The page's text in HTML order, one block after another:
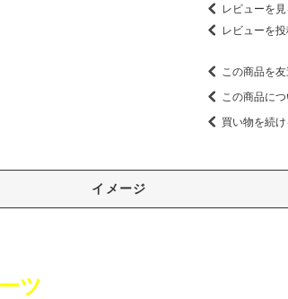
レビューを
レビューを
この商品を
この商品に
買い物を続け
イメージ
ツ